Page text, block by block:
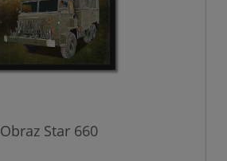
Obraz Star 660